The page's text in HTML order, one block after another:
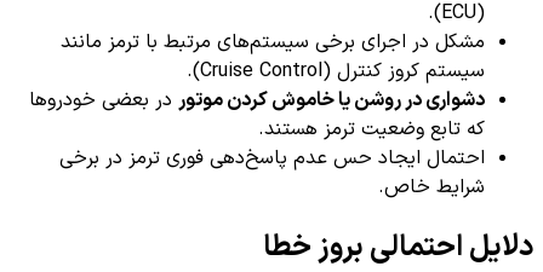
(ECU).
مشکل در اجرای برخی سیستم‌های مرتبط با ترمز مانند
سیستم کروز کنترل (Cruise Control).
دشواری در روشن یا خاموش کردن موتور در بعضی خودروها
که تابع وضعیت ترمز هستند.
احتمال ایجاد حس عدم پاسخ‌دهی فوری ترمز در برخی
شرایط خاص.
دلایل احتمالی بروز خطا